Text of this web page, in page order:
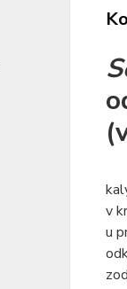
v
u